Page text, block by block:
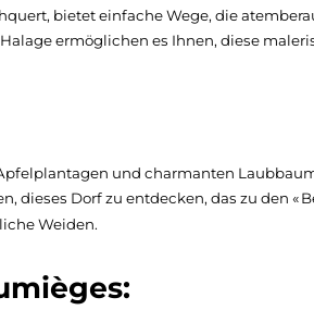
bietet einfache Wege, die
ermöglichen es Ihnen, diese
und charmanten
dieses Dorf zu entdecken, das zu den
Weiden.